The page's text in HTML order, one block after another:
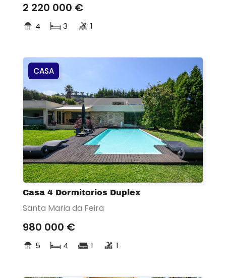
2 220 000 €
4 3 1
CASA
Casa 4 Dormitorios Duplex
Santa Maria da Feira
980 000 €
5 4 1 1